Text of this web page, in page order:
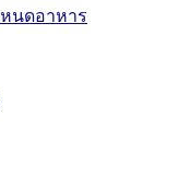
นดอาหาร